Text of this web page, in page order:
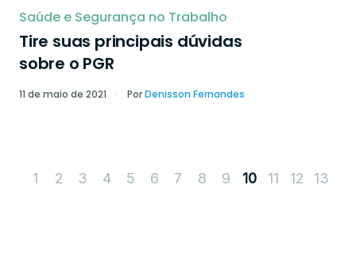
Saúde e Segurança no Trabalho
Tire suas principais dúvidas
sobre o PGR
11 de maio de 2021 PorDenisson Fernandes
1 2 3 4 5 6 7 8 9 10 11 12 13